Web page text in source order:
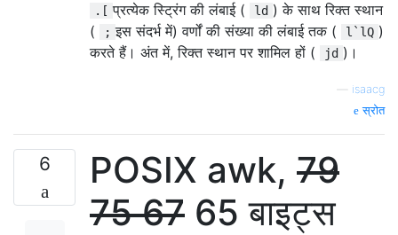
.[ प्रत्येक स्ट्रिंग की लंबाई ( ld ) के साथ रिक्त स्थान
(
; इस संदर्भ में) वर्णों की संख्या की लंबाई तक ( l`lQ )
करते हैं। अंत में, रिक्त स्थान पर शामिल हों (
jd )।
isaacg
स्रोत
6 POSIX awk, 79
7567 65 बाइट्स